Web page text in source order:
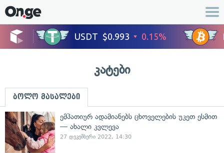
კატები
ბოლო მასალები
ემპათიურ ადამიანებს ცხოველების უკეთ ესმით
— ახალი კვლევა
27 დეკემბერი 2022, 14:30